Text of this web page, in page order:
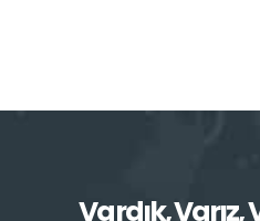
Vardık, Varız,